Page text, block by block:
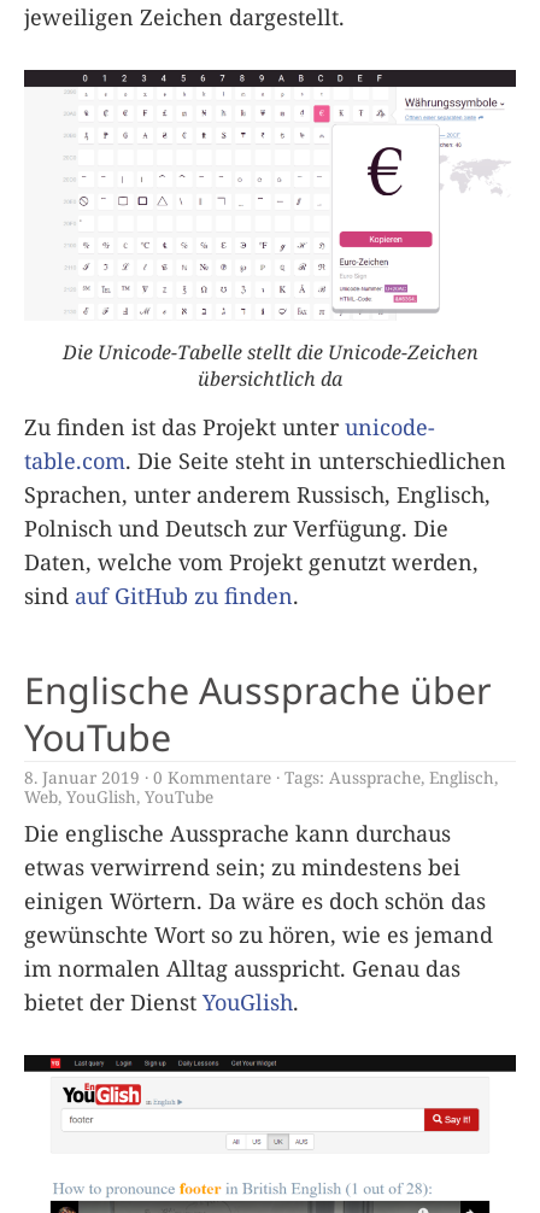
jeweiligen Zeichen dargestellt.
Die Unicode-Tabelle stellt die Unicode-Zeichen
übersichtlich da
Zu finden ist das Projekt unterunicode-
table.com. Die Seite steht in unterschiedlichen
Sprachen, unter anderem Russisch, Englisch,
Polnisch und Deutsch zur Verfügung. Die
Daten, welche vom Projekt genutzt werden,
sind auf GitHub zu finden.
Englische Aussprache über
YouTube
8. Januar 2019 0 Kommentare Tags: Aussprache, Englisch,
Web, YouGlish, YouTube
Die englische Aussprache kann durchaus
etwas verwirrend sein; zu mindestens bei
einigen Wörtern. Da wäre es doch schön das
gewünschte Wort so zu hören, wie es jemand
im normalen Alltag ausspricht. Genau das
bietet der Dienst YouGlish.